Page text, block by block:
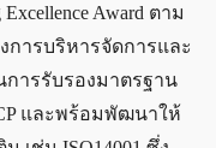
Award ตาม
การบริหารจัดการและ
ารรับรองมาตรฐาน
และพร้อมพัฒนาให้